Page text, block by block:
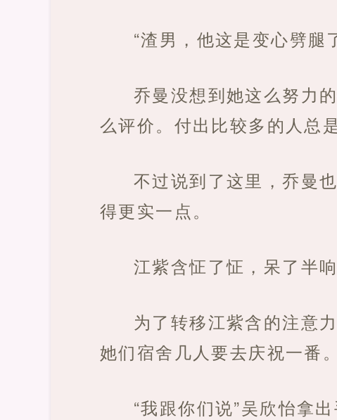
“渣男，他这是变心劈腿
乔曼没想到她这么努力
么评价。付出比较多的人总
不过说到了这里，乔曼
得更实一点。
江紫含怔了怔，呆了半
为了转移江紫含的注意
她们宿舍几人要去庆祝一番。
“我跟你们说”吴欣怡拿